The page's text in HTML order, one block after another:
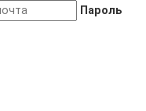
Пароль